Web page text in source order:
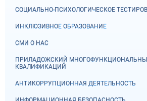
СОЦИАЛЬНО-ПСИХОЛОГИЧЕСКОЕ
ИНКЛЮЗИВНОЕ ОБРАЗОВАНИЕ
СМИ О НАС
ПРИЛАДОЖСКИЙ
КВАЛИФИКАЦИЙ
АНТИКОРРУПЦИОННАЯ ДЕЯТЕЛЬНОСТЬ